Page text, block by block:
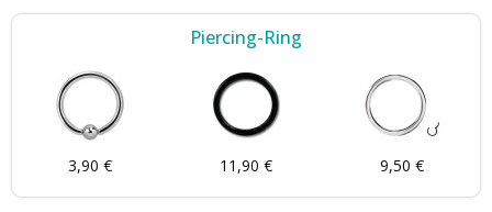
Piercing-Ring
3,90 € 11,90 € 9,50 €